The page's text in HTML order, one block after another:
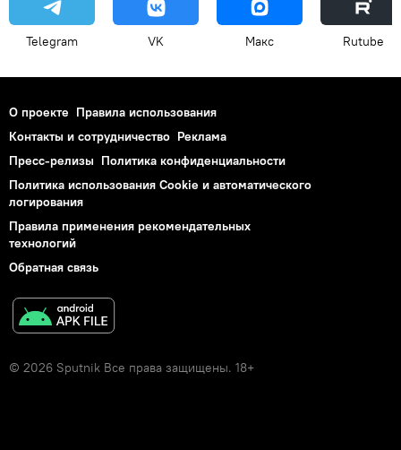
Telegram VK Макс Rutube
О проекте Правила использования
Контакты и сотрудничество Реклама
Пресс-релизы Политика конфиденциальности
Политика использования Cookie и автоматического
логирования
Правила применения рекомендательных
технологий
Обратная связь
© 2026 Sputnik Все права защищены. 18+